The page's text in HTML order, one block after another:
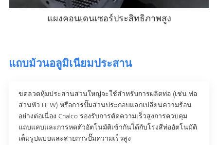
แผงคอนเดนเซอร์ประสิทธิภาพสูง
แถบม้วนอลูมิเนียมประสาน
ขดลวดหุ้มประสานส่วนใหญ่จะใช้สําหรับการผลิตท่อ (เช่น ท่อ
ส่วนหัว HFW) หรือการปั๊มส่วนประกอบแลกเปลี่ยนความร้อน
อย่างต่อเนื่อง Chalco รองรับการตัดความเร็วสูงการควบคุม
แถบแคบและการหดตัวอัตโนมัติเข้ากันได้กับโรงสีท่ออัตโนมัติ
เต็มรูปแบบและสายการปั๊มความเร็วสูง